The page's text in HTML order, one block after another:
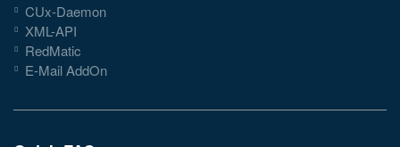
CUx-Daemon
XML-API
RedMatic
E-Mail AddOn